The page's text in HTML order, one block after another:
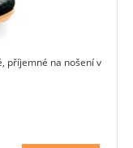
příjemné na nošení v